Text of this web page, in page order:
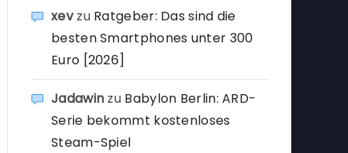
xevzu Ratgeber: Das sind die
besten Smartphones unter 300
Euro [2026]
Jadawin zu Babylon Berlin: ARD-
Serie bekommt kostenloses
Steam-Spiel